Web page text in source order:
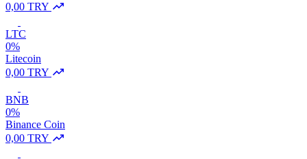
0,00 TRY
LTC
0%
Litecoin
0,00 TRY
BNB
0%
Binance Coin
0,00 TRY